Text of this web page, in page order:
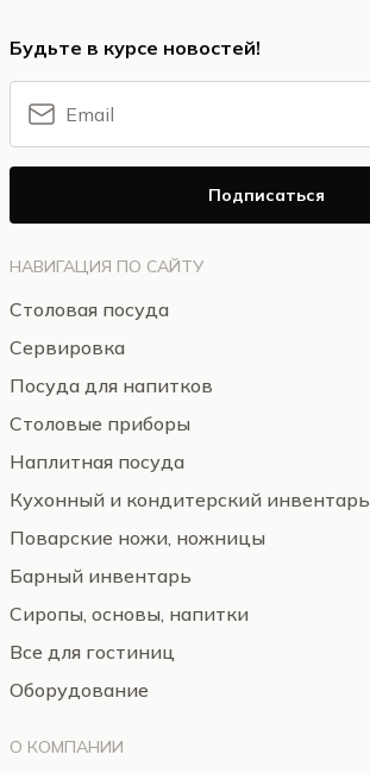
НАВИГАЦИЯ ПО САЙТУ
Столовая посуда
Сервировка
Посуда для напитков
Столовые приборы
Наплитная посуда
Кухонный и кондитерский инвентарь
Поварские ножи, ножницы
Барный инвентарь
Сиропы, основы, напитки
Все для гостиниц
Оборудование
О КОМПАНИИ
Будьте в курсе новостей!
Подписаться